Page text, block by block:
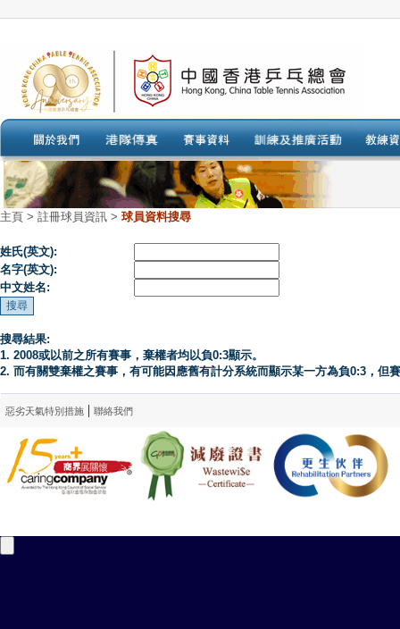
主頁 > 註冊球員資訊 > 球員資料搜尋
姓氏(英文):
名字(英文):
中文姓名:
搜尋結果:
1. 2008或以前之所有賽事，棄權者均以負0:3顯示。
2. 而有關雙棄權之賽事，有可能因應舊有計分系統而顯示某一方為負0:3，但